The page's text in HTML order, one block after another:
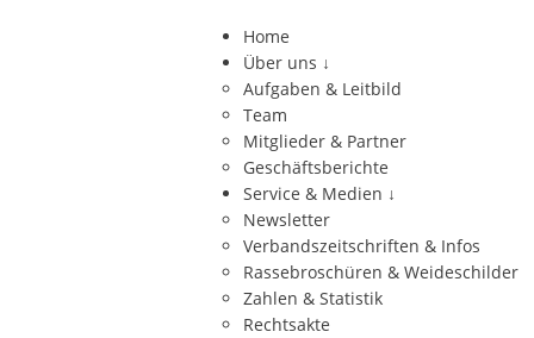
Home
Über uns ↓
Aufgaben & Leitbild
Team
Mitglieder & Partner
Geschäftsberichte
Service & Medien ↓
Newsletter
Verbandszeitschriften & Infos
Rassebroschüren & Weideschilder
Zahlen & Statistik
Rechtsakte